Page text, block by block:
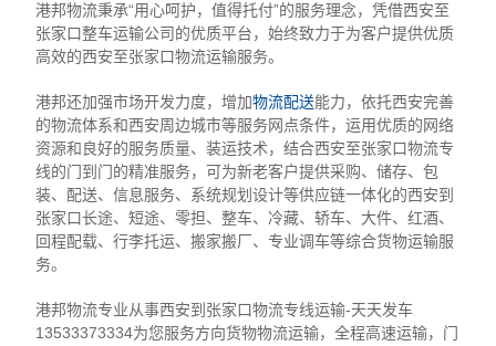
港邦物流秉承“用心呵护，值得托付”的服务理念，凭借西安至
张家口整车运输公司的优质平台，始终致力于为客户提供优质
高效的西安至张家口物流运输服务。
港邦还加强市场开发力度，增加物流配送能力，依托西安完善
的物流体系和西安周边城市等服务网点条件，运用优质的网络
资源和良好的服务质量、装运技术，结合西安至张家口物流专
线的门到门的精准服务，可为新老客户提供采购、储存、包
装、配送、信息服务、系统规划设计等供应链一体化的西安到
张家口长途、短途、零担、整车、冷藏、轿车、大件、红酒、
回程配载、行李托运、搬家搬厂、专业调车等综合货物运输服
务。
港邦物流专业从事西安到张家口物流专线运输-天天发车
13533373334为您服务方向货物物流运输，全程高速运输，门